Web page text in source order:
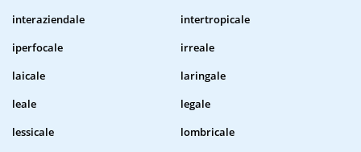
interaziendale
intertropicale
iperfocale
irreale
laicale
laringale
leale
legale
lessicale
lombricale